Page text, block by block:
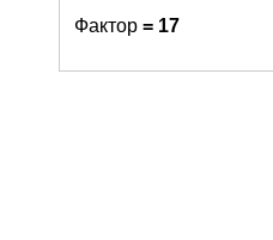
Фактор = 17